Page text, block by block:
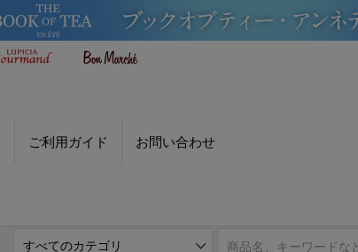
ご利用ガイド お問い合わせ